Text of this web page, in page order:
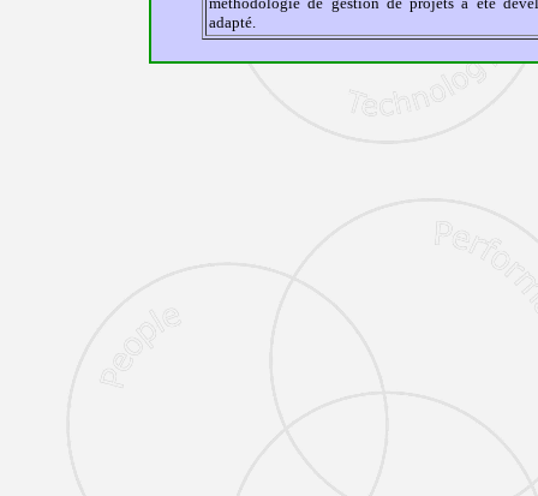
adapté.